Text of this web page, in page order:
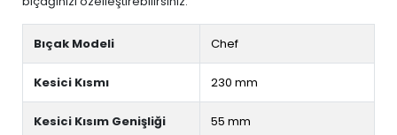
Bıçak Modeli Chef
Kesici Kısmı 230 mm
Kesici Kısım Genişliği 55 mm